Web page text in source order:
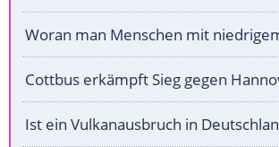
Woran man Menschen mit
Cottbus erkämpft Sieg gegen
Ist ein Vulkanausbruch in